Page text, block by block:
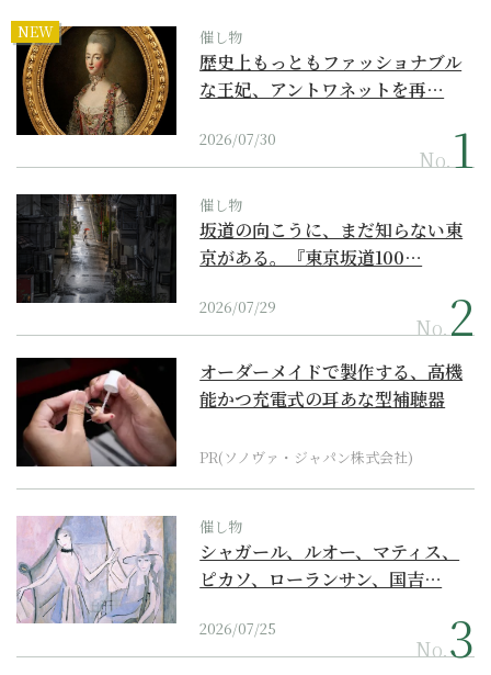
NEW 催し物
歴史上もっともファッショナブル
な王妃、アントワネットを再…
2026/07/30
No.
催し物
坂道の向こうに、まだ知らない東
京がある。『東京坂道100…
2026/07/29
No.
オーダーメイドで製作する、高機
能かつ充電式の耳あな型補聴器
PR(ソノヴァ・ジャパン株式会社)
催し物
シャガール、ルオー、マティス、
ピカソ、ローランサン、国吉…
2026/07/25
No.